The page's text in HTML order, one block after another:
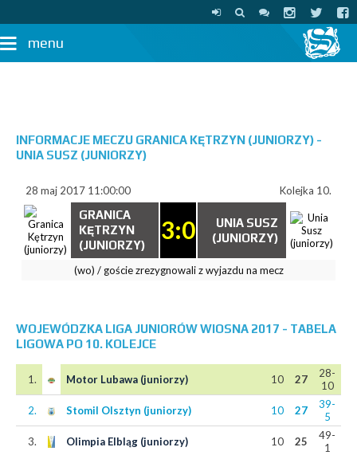
menu
INFORMACJE MECZU GRANICA KĘTRZYN (JUNIORZY) -
UNIA SUSZ (JUNIORZY)
28 maj 2017 11:00:00 Kolejka 10.
GRANICA
KĘTRZYN
(JUNIORZY)
3:0
UNIA SUSZ
(JUNIORZY)
(wo) / goście zrezygnowali z wyjazdu na mecz
WOJEWÓDZKA LIGA JUNIORÓW WIOSNA 2017 - TABELA
LIGOWA PO 10. KOLEJCE
1. Motor Lubawa (juniorzy) 10 27
28-
10
2.
Stomil Olsztyn (juniorzy) 10 27
39-
5
3.
Olimpia Elbląg (juniorzy) 10 25
49-
1